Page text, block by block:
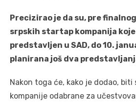
Precizirao je da su, pre
srpskih startap kompanija
predstavljen u SAD, do 10.
planirana još dva
Nakon toga će, kako je dodao, biti
kompanije odabrane za